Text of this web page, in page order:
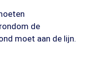
de
moet aan de lijn.